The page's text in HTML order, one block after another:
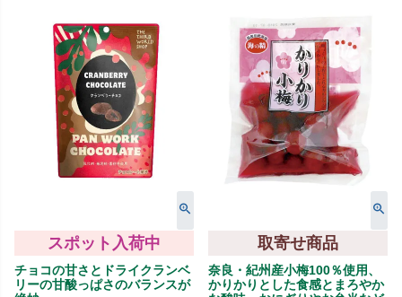
スポット入荷中
チョコの甘さとドライクランベ
リーの甘酸っぱさのバランスが
取寄せ商品
奈良・紀州産小梅100％使用、
かりかりとした食感とまろやか